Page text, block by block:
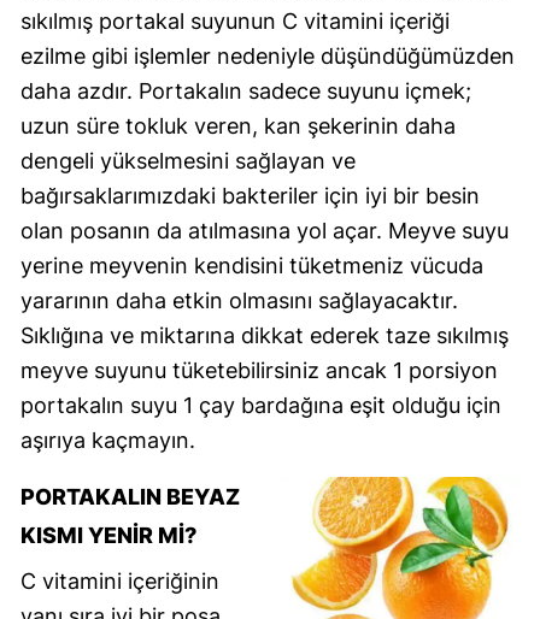
sıkılmış portakal suyunun C vitamini içeriği
ezilme gibi işlemler nedeniyle düşündüğümüzden
daha azdır. Portakalın sadece suyunu içmek;
uzun süre tokluk veren, kan şekerinin daha
dengeli yükselmesini sağlayan ve
bağırsaklarımızdaki bakteriler için iyi bir besin
olan posanın da atılmasına yol açar. Meyve suyu
yerine meyvenin kendisini tüketmeniz vücuda
yararının daha etkin olmasını sağlayacaktır.
Sıklığına ve miktarına dikkat ederek taze sıkılmış
meyve suyunu tüketebilirsiniz ancak 1 porsiyon
portakalın suyu 1 çay bardağına eşit olduğu için
aşırıya kaçmayın.
PORTAKALIN BEYAZ
KISMI YENIR MI?
C vitamini içeriğinin